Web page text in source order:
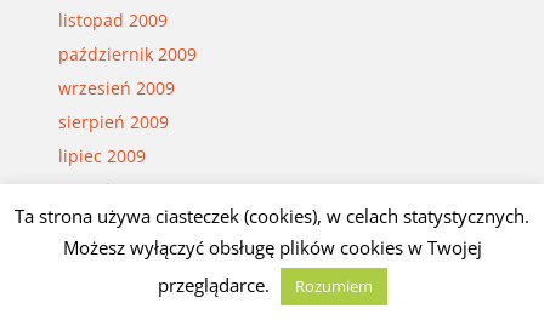
listopad 2009
październik 2009
wrzesień 2009
sierpień 2009
lipiec 2009
czerwiec 2009
marzec 2009
Ta strona używa ciasteczek (cookies), w celach statystycznych.
Możesz wyłączyć obsługę plików cookies w Twojej
przeglądarce.
Rozumiem